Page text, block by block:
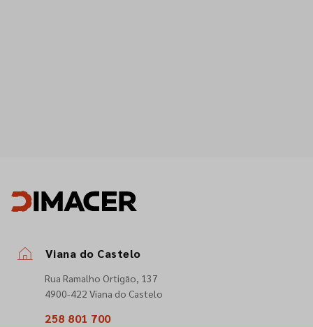
Viana do Castelo
Rua Ramalho Ortigão, 137
4900-422 Viana do Castelo
258 801 700